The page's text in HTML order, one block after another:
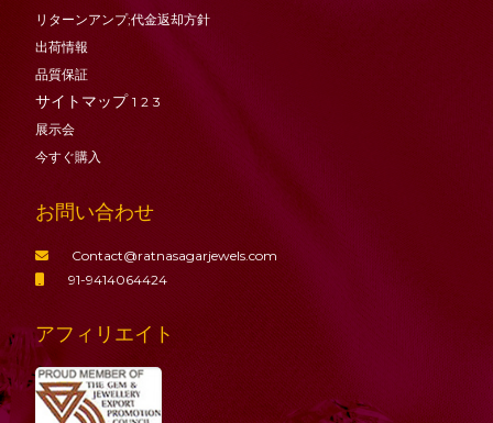
リターンアンプ;代金返却方針
出荷情報
品質保証
サイトマップ 1 2 3
展示会
今すぐ購入
お問い合わせ
Contact@ratnasagarjewels.com
91-9414064424
アフィリエイト